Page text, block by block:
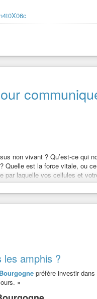
non vivant ? Qu’est-ce qui
Quelle est la force vitale, ou
par laquelle vos cellules et
molécule de notre corps ?
la désintégration entropique,
scientifique russe Alexander
cellules puissent
les amphis ?
préfère investir
»